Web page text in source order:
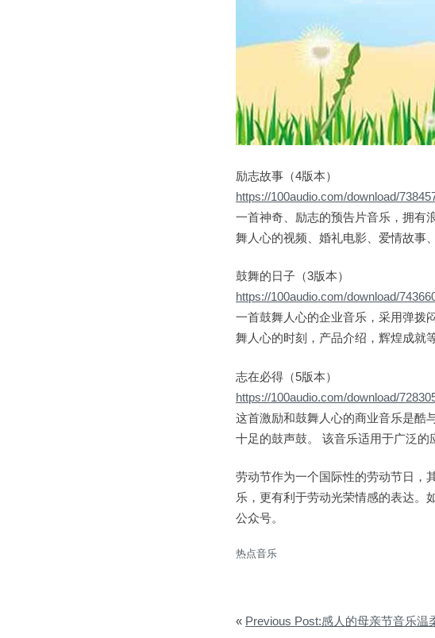
励志故事（4版本）
https://100audio.com/download/
一首神奇、励志的预告片音乐，拥有
舞人心的视频、婚礼电影、爱情故事
鼓舞的日子（3版本）
https://100audio.com/download/
一首鼓舞人心的企业音乐，采用弹拨
舞人心的时刻，产品介绍，辉煌成就等
志在必得（5版本）
https://100audio.com/download/
这首激励和鼓舞人心的商业音乐是酷
十足的鼓声鼓。 该音乐适用于广泛的
劳动节作为一个国际性的劳动节日，
乐，更有利于劳动光荣情感的表达。
公众号。
热点音乐
« Previous Post:感人的母亲节音乐温